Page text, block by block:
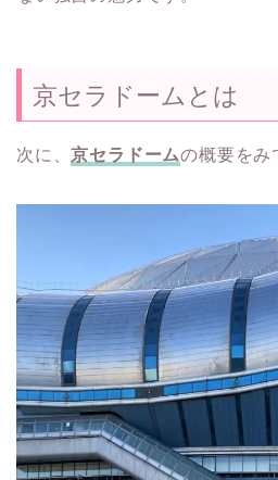
京セラドームとは
次に、京セラドームの概要をみ